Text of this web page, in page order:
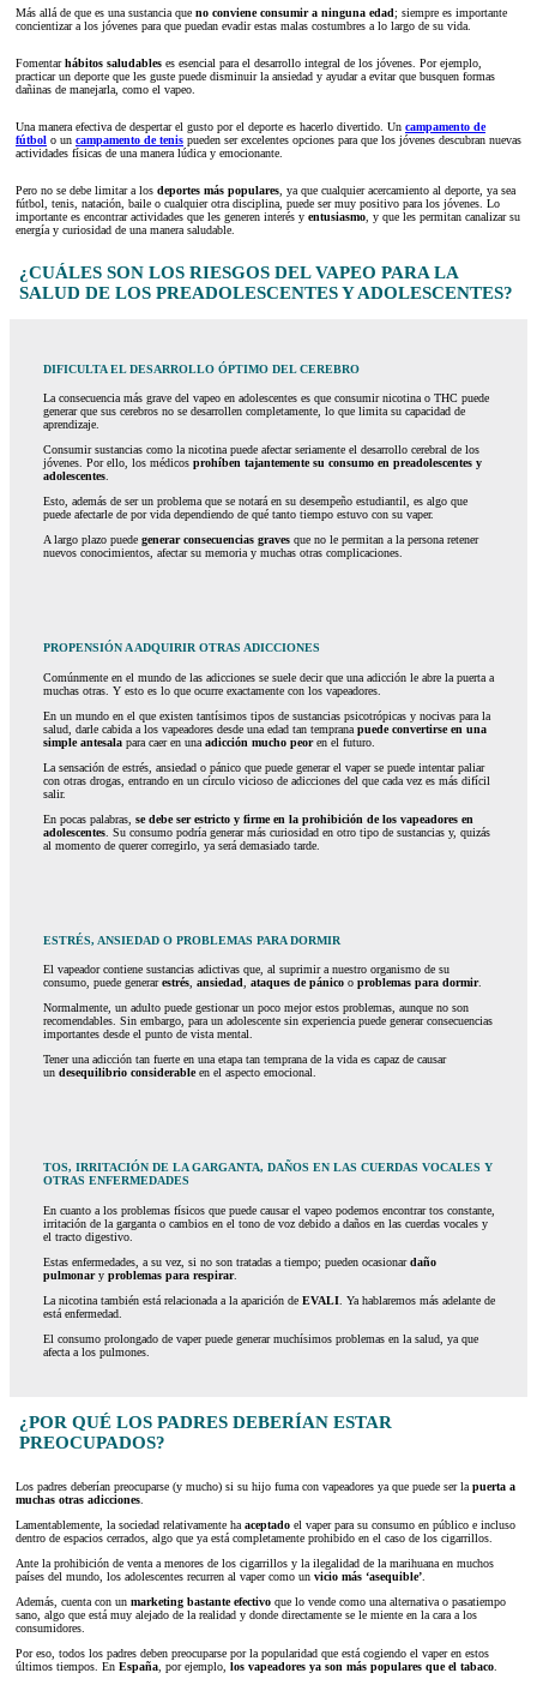
Más allá de que es una sustancia que no conviene consumir a ninguna edad; siempre es importante
concientizar a los jóvenes para que puedan evadir estas malas costumbres a lo largo de su vida.
Fomentarhábitos saludables es esencial para el desarrollo integral de los jóvenes. Por ejemplo,
practicar un deporte que les guste puede disminuir la ansiedad y ayudar a evitar que busquen formas
dañinas de manejarla, como el vapeo.
Una manera efectiva de despertar el gusto por el deporte es hacerlo divertido. Un campamento de
fútbol o un campamento de tenis pueden ser excelentes opciones para que los jóvenes descubran nuevas
actividades físicas de una manera lúdica y emocionante.
Pero no se debe limitar a los deportes más populares , ya que cualquier acercamiento al deporte, ya sea
fútbol, tenis, natación, baile o cualquier otra disciplina, puede ser muy positivo para los jóvenes. Lo
importante es encontrar actividades que les generen interés y entusiasmo , y que les permitan canalizar su
energía y curiosidad de una manera saludable.
¿CUÁLES SON LOS RIESGOS DEL VAPEO PARA LA
SALUD DE LOS PREADOLESCENTES Y ADOLESCENTES?
DIFICULTA EL DESARROLLO ÓPTIMO DEL CEREBRO
La consecuencia más grave del vapeo en adolescentes es que consumir nicotina o THC puede
generar que sus cerebros no se desarrollen completamente, lo que limita su capacidad de
aprendizaje.
Consumir sustancias como la nicotina puede afectar seriamente el desarrollo cerebral de los
jóvenes. Por ello, los médicos prohíben tajantemente su consumo en preadolescentes y
adolescentes.
Esto, además de ser un problema que se notará en su desempeño estudiantil, es algo que
puede afectarle de por vida dependiendo de qué tanto tiempo estuvo con su vaper.
A largo plazo puede generar consecuencias gravesque no le permitan a la persona retener
nuevos conocimientos, afectar su memoria y muchas otras complicaciones.
PROPENSIÓN A ADQUIRIR OTRAS ADICCIONES
Comúnmente en el mundo de las adicciones se suele decir que una adicción le abre la puerta a
muchas otras. Y esto es lo que ocurre exactamente con los vapeadores.
En un mundo en el que existen tantísimos tipos de sustancias psicotrópicas y nocivas para la
salud, darle cabida a los vapeadores desde una edad tan temprana puede convertirse en una
simple antesalapara caer en una adicción mucho peoren el futuro.
La sensación de estrés, ansiedad o pánico que puede generar el vaper se puede intentar paliar
con otras drogas, entrando en un círculo vicioso de adicciones del que cada vez es más difícil
salir.
En pocas palabras, se debe ser estricto y firme en la prohibición de los vapeadores en
adolescentes. Su consumo podría generar más curiosidad en otro tipo de sustancias y, quizás
al momento de querer corregirlo, ya será demasiado tarde.
ESTRÉS, ANSIEDAD O PROBLEMAS PARA DORMIR
El vapeador contiene sustancias adictivas que, al suprimir a nuestro organismo de su
consumo, puede generarestrés, ansiedad ataques de pánicoo problemas para dormir.
Normalmente, un adulto puede gestionar un poco mejor estos problemas, aunque no son
recomendables. Sin embargo, para un adolescente sin experiencia puede generar consecuencias
importantes desde el punto de vista mental.
Tener una adicción tan fuerte en una etapa tan temprana de la vida es capaz de causar
un desequilibrio considerableen el aspecto emocional.
TOS, IRRITACIÓN DE LA GARGANTA, DAÑOS EN LAS CUERDAS VOCALES Y
OTRAS ENFERMEDADES
En cuanto a los problemas físicos que puede causar el vapeo podemos encontrar tos constante,
irritación de la garganta o cambios en el tono de voz debido a daños en las cuerdas vocales y
el tracto digestivo.
Estas enfermedades, a su vez, si no son tratadas a tiempo; pueden ocasionardaño
pulmonary problemas para respirar.
La nicotina también está relacionada a la aparición de EVALI. Ya hablaremos más adelante de
está enfermedad.
El consumo prolongado de vaper puede generar muchísimos problemas en la salud, ya que
afecta a los pulmones.
¿POR QUÉ LOS PADRES DEBERÍAN ESTAR
PREOCUPADOS?
Los padres deberían preocuparse (y mucho) si su hijo fuma con vapeadores ya que puede ser la puerta a
muchas otras adicciones
Lamentablemente, la sociedad relativamente ha aceptado el vaper para su consumo en público e incluso
dentro de espacios cerrados, algo que ya está completamente prohibido en el caso de los cigarrillos.
Ante la prohibición de venta a menores de los cigarrillos y la ilegalidad de la marihuana en muchos
países del mundo, los adolescentes recurren al vaper como un vicio más ‘asequible’
Además, cuenta con un marketing bastante efectivo que lo vende como una alternativa o pasatiempo
sano, algo que está muy alejado de la realidad y donde directamente se le miente en la cara a los
consumidores.
Por eso, todos los padres deben preocuparse por la popularidad que está cogiendo el vaper en estos
últimos tiempos. En España , por ejemplo, los vapeadores ya son más populares que el tabaco